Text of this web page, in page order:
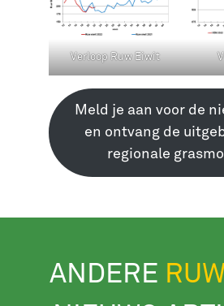
Verloop Ruw Eiwit
Meld je aan voor de
en ontvang de
regionale
ANDERE